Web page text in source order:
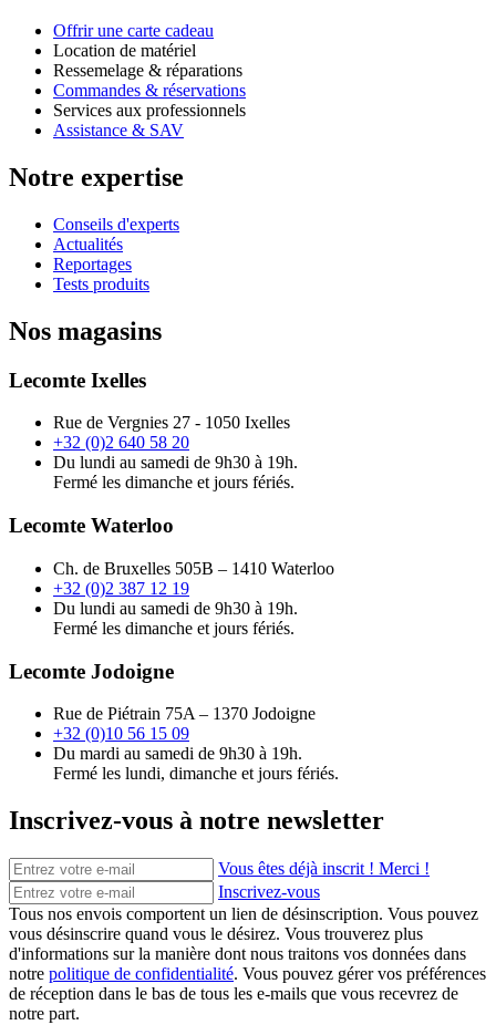
Offrir une carte cadeau
Location de matériel
Ressemelage & réparations
Commandes & réservations
Services aux professionnels
Assistance & SAV
Notre expertise
Conseils d'experts
Actualités
Reportages
Tests produits
Nos magasins
Lecomte Ixelles
Rue de Vergnies 27 - 1050 Ixelles
+32 (0)2 640 58 20
Du lundi au samedi de 9h30 à 19h.
Fermé les dimanche et jours fériés.
Lecomte Waterloo
Ch. de Bruxelles 505B – 1410 Waterloo
+32 (0)2 387 12 19
Du lundi au samedi de 9h30 à 19h.
Fermé les dimanche et jours fériés.
Lecomte Jodoigne
Rue de Piétrain 75A – 1370 Jodoigne
+32 (0)10 56 15 09
Du mardi au samedi de 9h30 à 19h.
Fermé les lundi, dimanche et jours fériés.
Inscrivez-vous à notre newsletter
Vous êtes déjà inscrit ! Merci !
Inscrivez-vous
Tous nos envois comportent un lien de désinscription. Vous pouvez
vous désinscrire quand vous le désirez. Vous trouverez plus
d'informations sur la manière dont nous traitons vos données dans
notre politique de confidentialité. Vous pouvez gérer vos préférences
de réception dans le bas de tous les e-mails que vous recevrez de
notre part.